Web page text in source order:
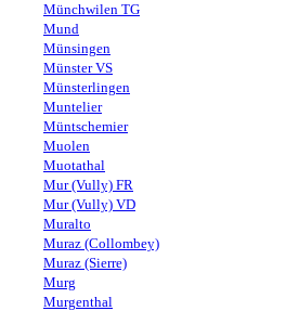
Münchwilen TG
Mund
Münsingen
Münster VS
Münsterlingen
Muntelier
Müntschemier
Muolen
Muotathal
Mur (Vully) FR
Mur (Vully) VD
Muralto
Muraz (Collombey)
Muraz (Sierre)
Murg
Murgenthal